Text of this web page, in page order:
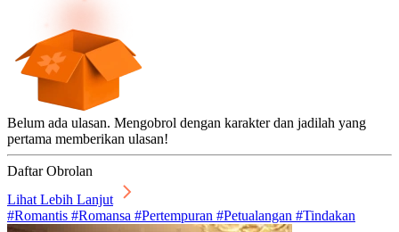
Belum ada ulasan. Mengobrol dengan karakter dan jadilah yang
pertama memberikan ulasan!
Daftar Obrolan
Lihat Lebih Lanjut
#Romantis #Romansa #Pertempuran #Petualangan #Tindakan